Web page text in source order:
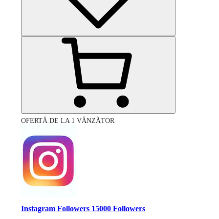
OFERTĂ DE LA 1 VÂNZĂTOR
Instagram Followers 15000 Followers